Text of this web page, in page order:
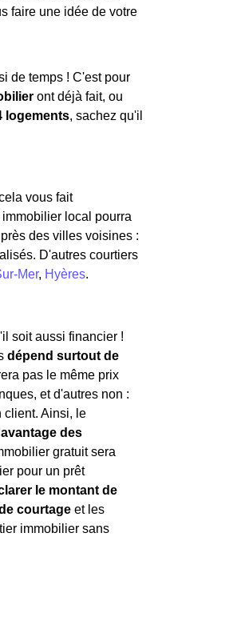
faire une idée de votre
de temps ! C'est pour
ont déjà fait, ou
logements, sachez qu'il
vous fait
local pourra
des villes voisines :
D'autres courtiers
Mer, Hyères.
soit aussi financier !
dépend surtout de
pas le même prix
et d'autres non :
client. Ainsi, le
des
gratuit sera
pour un prêt
le montant de
courtage et les
immobilier sans